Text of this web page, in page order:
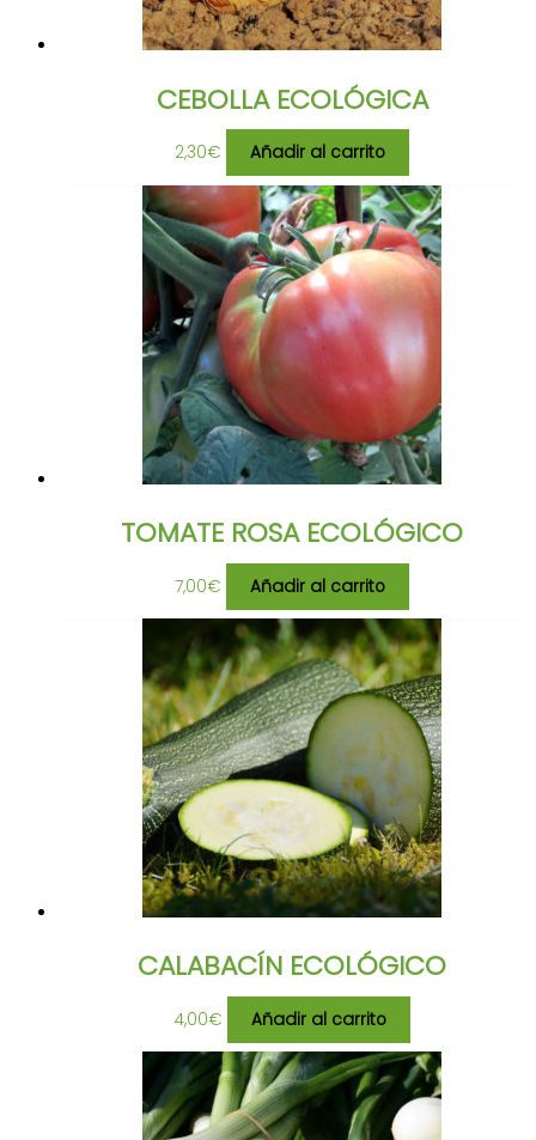
CEBOLLA ECOLÓGICA
2,30€ Añadir al carrito
TOMATE ROSA ECOLÓGICO
7,00€ Añadir al carrito
CALABACÍN ECOLÓGICO
4,00€ Añadir al carrito